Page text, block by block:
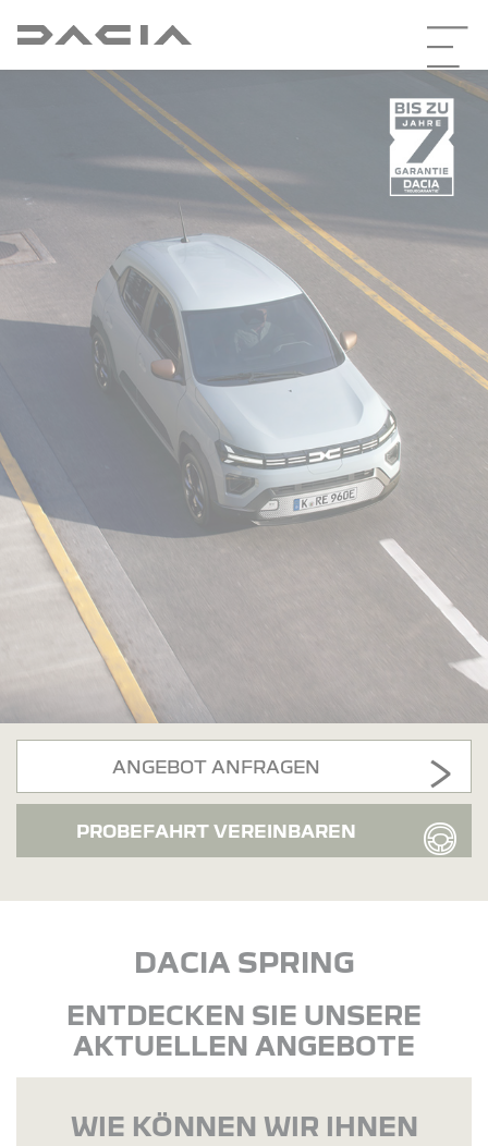
ANGEBOT ANFRAGEN
PROBEFAHRT VEREINBAREN
DACIA SPRING
ENTDECKEN SIE UNSERE
AKTUELLEN ANGEBOTE
WIE KÖNNEN WIR IHNEN